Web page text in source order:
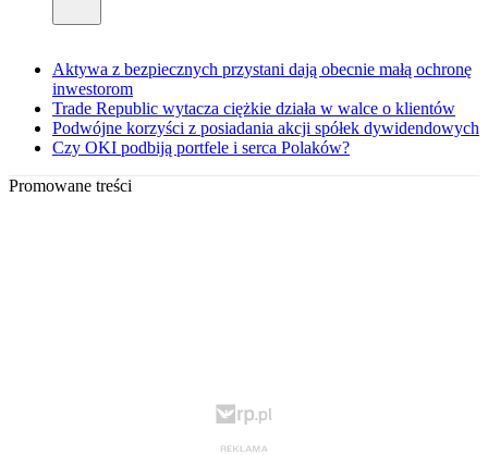
Aktywa z bezpiecznych przystani dają obecnie małą ochronę
inwestorom
Trade Republic wytacza ciężkie działa w walce o klientów
Podwójne korzyści z posiadania akcji spółek dywidendowych
Czy OKI podbiją portfele i serca Polaków?
Promowane treści